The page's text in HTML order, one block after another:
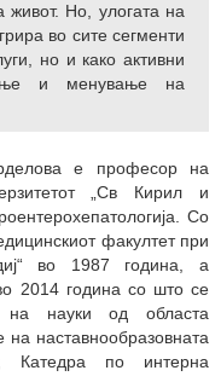
живот. Но, улогата на
во сите сегменти
но и како активни
и менување на
е професор на
„Св Кирил и
Со
факултет при
во 1987 година, а
2014 година со што се
науки од областа
на наставнообразовната
Катедра по интерна